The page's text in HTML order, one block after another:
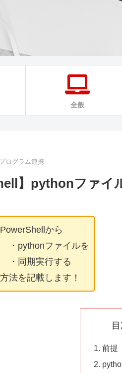
全般
ログラム連携
】pythonファイ
PowerShellから
・pythonファイルを
・同期実行する
方法を記載します！
前提